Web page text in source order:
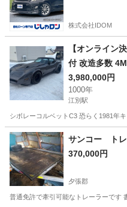
株式会社IDOM
【オンライン
付 改造多数
3,980,000円
1000年
江別駅
シボレーコルベットC3 恐らく1981年
北海道 江別市 サンコー ト
370,000円
夕張郡
普通免許で牽引可能なトレーラーです